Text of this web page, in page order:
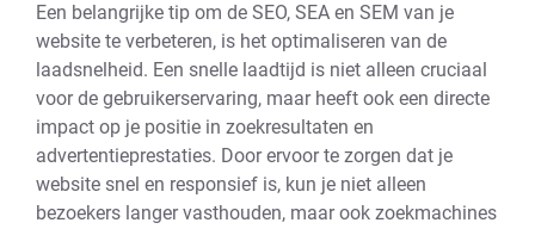
Een belangrijke tip om de SEO, SEA en SEM van je
website te verbeteren, is het optimaliseren van de
laadsnelheid. Een snelle laadtijd is niet alleen cruciaal
voor de gebruikerservaring, maar heeft ook een directe
impact op je positie in zoekresultaten en
advertentieprestaties. Door ervoor te zorgen dat je
website snel en responsief is, kun je niet alleen
bezoekers langer vasthouden, maar ook zoekmachines